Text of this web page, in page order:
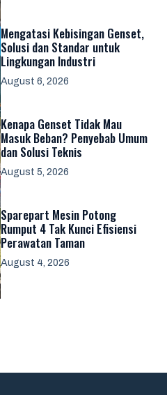
Mengatasi Kebisingan Genset,
Solusi dan Standar untuk
Lingkungan Industri
August 6, 2026
Kenapa Genset Tidak Mau
Masuk Beban? Penyebab Umum
dan Solusi Teknis
August 5, 2026
Sparepart Mesin Potong
Rumput 4 Tak Kunci Efisiensi
Perawatan Taman
August 4, 2026